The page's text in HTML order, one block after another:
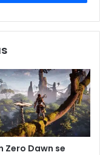
para Jump
que Seto Kaiba de
estos personajes
en revistas
lista completa de
que viene a ser la
Zero Dawn se